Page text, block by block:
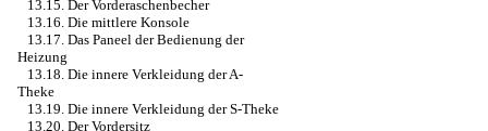
13.15. Der Vorderaschenbecher
13.16. Die mittlere Konsole
13.17. Das Paneel der Bedienung der
Heizung
13.18. Die innere Verkleidung der A-
Theke
13.19. Die innere Verkleidung der S-Theke
13.20. Der Vordersitz